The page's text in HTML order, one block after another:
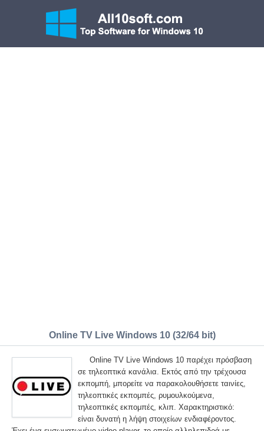
Online TV Live Windows 10 (32/64 bit)
Online TV Live Windows 10 παρέχει πρόσβαση
σε τηλεοπτικά κανάλια. Εκτός από την τρέχουσα
εκπομπή, μπορείτε να παρακολουθήσετε ταινίες,
τηλεοπτικές εκπομπές, ρυμουλκούμενα,
τηλεοπτικές εκπομπές, κλιπ. Χαρακτηριστικό:
είναι δυνατή η λήψη στοιχείων ενδιαφέροντος.